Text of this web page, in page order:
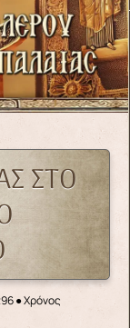
ΣΤΟ
● Χρόνος